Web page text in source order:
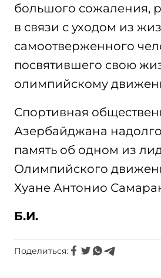
большого сожаления,
в связи с уходом из
самоотверженного
посвятившего свою
олимпийскому
Спортивная
Азербайджана
память об одном из
Олимпийского
Хуане Антонио
Б.И.
Поделиться: